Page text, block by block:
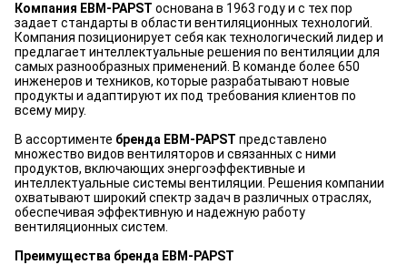
Компания EBM-PAPST основана в 1963 году и с тех пор
задает стандарты в области вентиляционных технологий.
Компания позиционирует себя как технологический лидер и
предлагает интеллектуальные решения по вентиляции для
самых разнообразных применений. В команде более 650
инженеров и техников, которые разрабатывают новые
продукты и адаптируют их под требования клиентов по
всему миру.
В ассортименте бренда EBM-PAPST представлено
множество видов вентиляторов и связанных с ними
продуктов, включающих энергоэффективные и
интеллектуальные системы вентиляции. Решения компании
охватывают широкий спектр задач в различных отраслях,
обеспечивая эффективную и надежную работу
вентиляционных систем.
Преимущества бренда EBM-PAPST